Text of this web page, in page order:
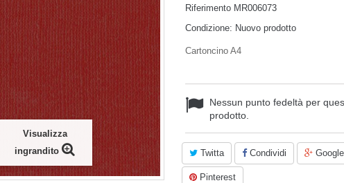
Visualizza
ingrandito
Riferimento MR006073
Condizione: Nuovo prodotto
Cartoncino A4
Nessun punto fedeltà per
prodotto.
Twitta Condividi
Pinterest